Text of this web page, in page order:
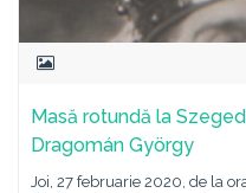
Masă rotundă la
Dragomán György
Joi, 27 februarie 2020, de la